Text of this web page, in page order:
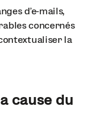
d’e-mails,
concernés
la
cause du